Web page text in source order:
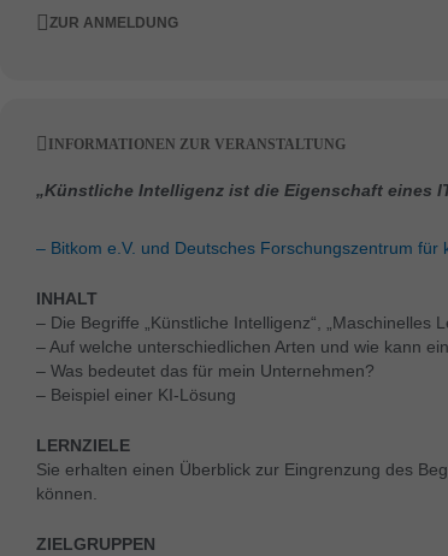
ZUR ANMELDUNG
INFORMATIONEN ZUR VERANSTALTUNG
„Künstliche Intelligenz ist die Eigenschaft eines
– Bitkom e.V. und Deutsches Forschungszentrum für
INHALT
– Die Begriffe „Künstliche Intelligenz“, „Maschinelles
– Auf welche unterschiedlichen Arten und wie kann
– Was bedeutet das für mein Unternehmen?
– Beispiel einer KI-Lösung
LERNZIELE
Sie erhalten einen Überblick zur Eingrenzung des
können.
ZIELGRUPPEN